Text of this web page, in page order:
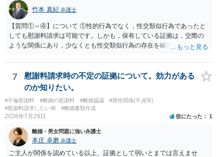
竹本 真紀 弁護士
【質問①～④】について ①性的行為でなく，性交類似行為であったと
しても慰謝料請求は可能です。しかも，保有している証拠は，交際の
ような関係にあり，少なくとも性交類似行為の存在を確実に証明でき
ことを窺わせるものです。）。ですから，慰謝料請求を進めることで
よいと思います。 ただ．慰謝料額については，婚姻破綻に至っていな
いとして，この点を考慮されることになるかもしれません。 ②夫との
今後のことを考えて書いてもらうか否かを検討するのがよいと思いま
す。今ある証拠以上のことを証明（証明力を強めることも含む）でき
るのであれば，前向きに検討を進めるという考え方でもよいでしょ
値と夫との関係との均衡のように思います。 ③行政書士に委任をして
いるのであれば，どのような内容の委任なのか不明ですが，その行政
書士との協議になると思います。請求するか，訴訟にするか，その点
7
慰謝料請求時の不定の証拠について。効力がある
のか知りたい。
#不倫慰謝料 #離婚の慰謝料 #離婚協議
#異性関係(不貞等)
#慰謝料請求したい側
#離婚書類作成
2026年7月29日 役にたった 1
離婚・男女問題に強い弁護士
本庄 卓磨 弁護士
ご主人が関係を認めている以上、証拠として弱いとまでは言えませ